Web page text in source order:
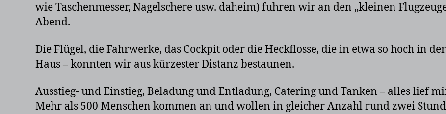
wie Taschenmesser, Nagelschere usw. daheim) fuhren wir an den „kleinen
Abend.
Die Flügel, die Fahrwerke, das Cockpit oder die Heckflosse, die in etwa so hoch in
Haus – konnten wir aus kürzester Distanz bestaunen.
Ausstieg- und Einstieg, Beladung und Entladung, Catering und Tanken – alles lief
Mehr als 500 Menschen kommen an und wollen in gleicher Anzahl rund zwei